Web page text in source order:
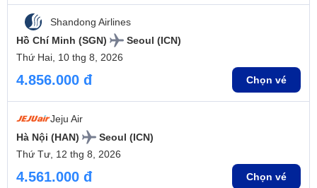
Shandong Airlines
Hồ Chí Minh (SGN)
Seoul (ICN)
Thứ Hai, 10 thg 8, 2026
4.856.000 đ Chọn vé
Jeju Air
Hà Nội (HAN)
Seoul (ICN)
Thứ Tư, 12 thg 8, 2026
4.561.000 đ Chọn vé